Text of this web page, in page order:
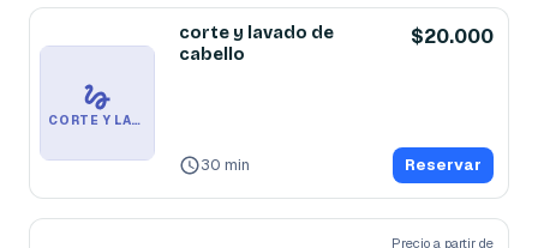
CORTE Y LAVADO DE CABELLO
corte y lavado de
cabello
$20.000
30 min Reservar
Precio a partir de